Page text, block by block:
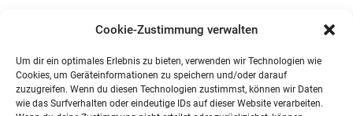
Cookie-Zustimmung verwalten
Um dir ein optimales Erlebnis zu bieten, verwenden wir Technologien wie
Cookies, um Geräteinformationen zu speichern und/oder darauf
zuzugreifen. Wenn du diesen Technologien zustimmst, können wir Daten
wie das Surfverhalten oder eindeutige IDs auf dieser Website verarbeiten.